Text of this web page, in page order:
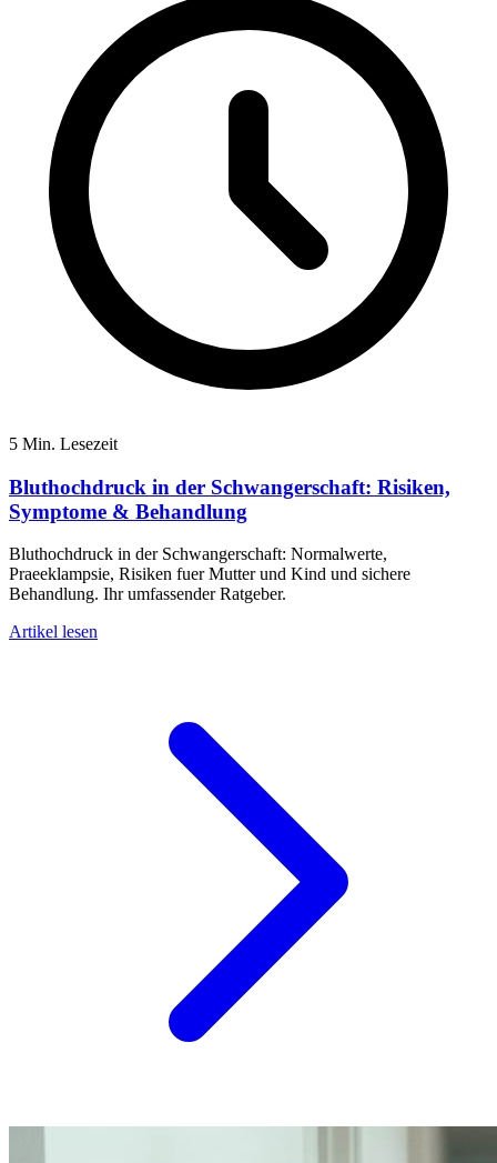
5 Min. Lesezeit
Bluthochdruck in der Schwangerschaft: Risiken,
Symptome & Behandlung
Bluthochdruck in der Schwangerschaft: Normalwerte,
Praeeklampsie, Risiken fuer Mutter und Kind und sichere
Behandlung. Ihr umfassender Ratgeber.
Artikel lesen